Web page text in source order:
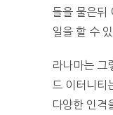
들을 물은뒤
일을 할 수
라나마는 그
드 이터니티
다양한 인격